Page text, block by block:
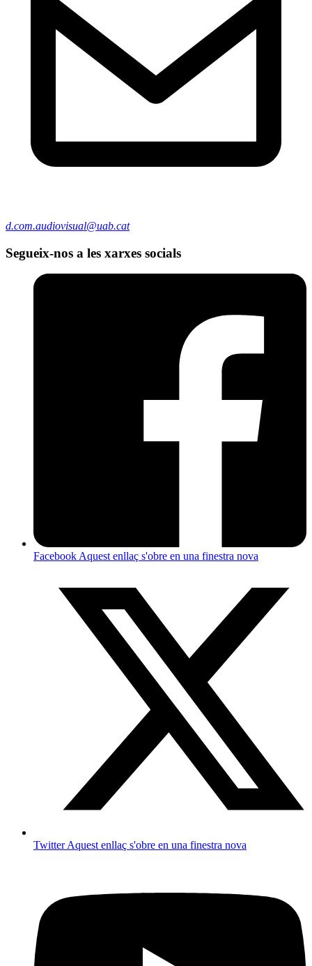
d.com.audiovisual@uab.cat
Segueix-nos a les xarxes socials
FacebookAquest enllaç s'obre en una finestra nova
TwitterAquest enllaç s'obre en una finestra nova